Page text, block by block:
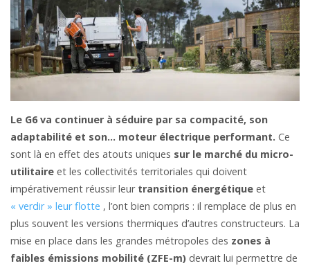
Le G6 va continuer à séduire par sa compacité, son
adaptabilité et son… moteur électrique performant. Ce
sont là en effet des atouts uniques sur le marché du micro-
utilitaire et les collectivités territoriales qui doivent
impérativement réussir leur transition énergétique et
« verdir » leur flotte , l’ont bien compris : il remplace de plus en
plus souvent les versions thermiques d’autres constructeurs. La
mise en place dans les grandes métropoles des zones à
faibles émissions mobilité (ZFE-m) devrait lui permettre de